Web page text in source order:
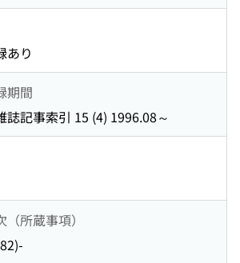
あり
期間
誌記事索引 15 (4) 1996.08～
所蔵事項）